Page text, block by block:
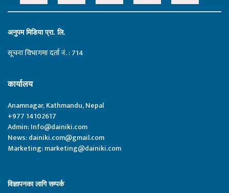
अनुपम मिडिया प्रा. लि.
सूचना विभागमा दर्ता नं. : 714
कार्यालय
Anamnagar, Kathmandu, Nepal
+977 14102617
Admin:Info@dainiki.com
News:dainiki.com@gmail.com
Marketing:marketing@dainiki.com
विज्ञापनका लागि सम्पर्क